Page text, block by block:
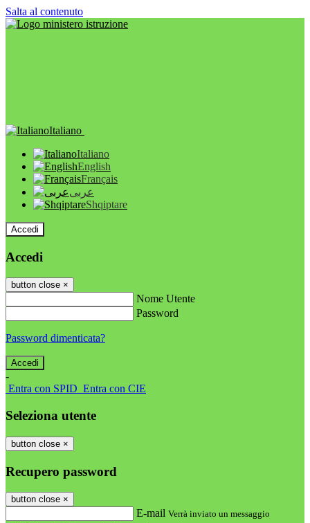
Salta al contenuto
Italiano
Italiano
English
Français
عربى
Shqiptare
Accedi
Accedi
button close ×
Nome Utente
Password
Password dimenticata?
-
Entra con SPID Entra con CIE
Seleziona utente
button close ×
Recupero password
button close ×
E-mail Verrà inviato un messaggio